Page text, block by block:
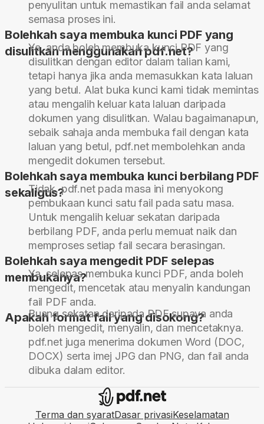
penyulitan untuk memastikan fail anda selamat
semasa proses ini.
Bolehkah saya membuka kunci PDF yang
disulitkan menggunakan pdf.net?
Ya, anda boleh membuka kunci PDF yang
disulitkan dengan editor dalam talian kami,
tetapi hanya jika anda memasukkan kata laluan
yang betul. Alat buka kunci kami tidak memintas
atau mengalih keluar kata laluan daripada
dokumen yang disulitkan. Walau bagaimanapun,
sebaik sahaja anda membuka fail dengan kata
laluan yang betul, pdf.net membolehkan anda
mengedit dokumen tersebut.
Bolehkah saya membuka kunci berbilang PDF
sekaligus?
Tidak, pdf.net pada masa ini menyokong
pembukaan kunci satu fail pada satu masa.
Untuk mengalih keluar sekatan daripada
berbilang PDF, anda perlu memuat naik dan
memproses setiap fail secara berasingan.
Bolehkah saya mengedit PDF selepas
membukanya?
Ya, selepas membuka kunci PDF, anda boleh
mengedit, mencetak atau menyalin kandungan
fail PDF anda.
Apakah format fail yang disokong?
Buang sekatan daripada PDF supaya anda
boleh mengedit, menyalin, dan mencetaknya.
pdf.net juga menerima dokumen Word (DOC,
DOCX) serta imej JPG dan PNG, dan fail anda
dibuka dalam editor.
Terma dan syaratDasar privasiKeselamatan